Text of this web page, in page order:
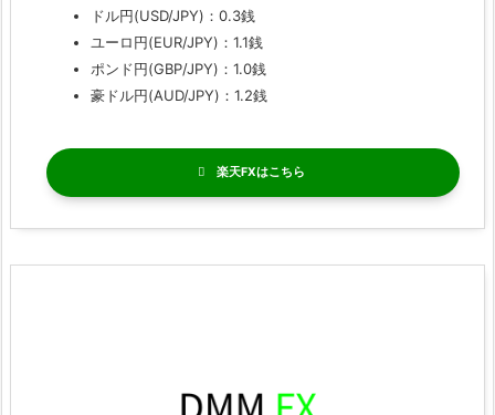
ドル円(USD/JPY)：0.3銭
ユーロ円(EUR/JPY)：1.1銭
ポンド円(GBP/JPY)：1.0銭
豪ドル円(AUD/JPY)：1.2銭
楽天FX